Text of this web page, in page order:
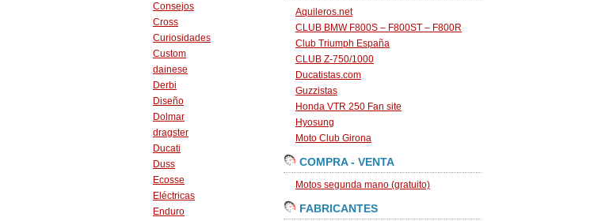
Consejos
Cross
Curiosidades
Custom
dainese
Derbi
Diseño
Dolmar
dragster
Ducati
Duss
Ecosse
Eléctricas
Enduro
Aquileros.net
CLUB BMW F800S – F800ST – F800R
Club Triumph España
CLUB Z-750/1000
Ducatistas.com
Guzzistas
Honda VTR 250 Fan site
Hyosung
Moto Club Girona
COMPRA - VENTA
Motos segunda mano (gratuito)
FABRICANTES